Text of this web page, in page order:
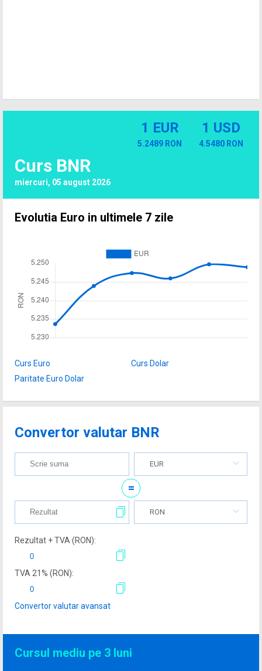
Curs BNR
miercuri, 05 august 2026
1 EUR
5.2489 RON
1 USD
4.5480 RON
Evolutia Euro in ultimele 7 zile
Curs Euro
Curs Dolar
Paritate Euro Dolar
Convertor valutar BNR
EUR
=
RON
Rezultat + TVA (RON):
TVA 21% (RON):
Convertor valutar avansat
Cursul mediu pe 3 luni